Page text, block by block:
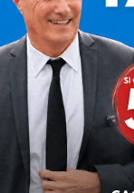
Lorsque
s’affaisse.